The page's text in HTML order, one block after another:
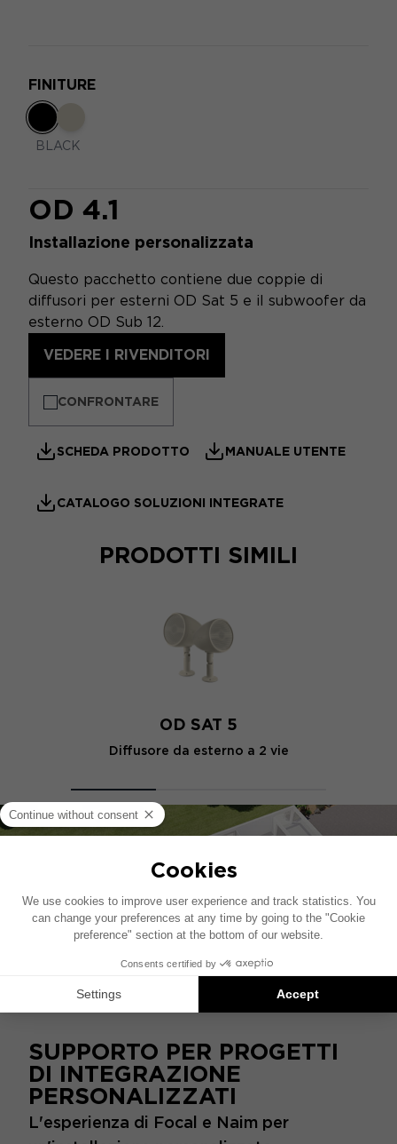
OD 4.1
Installazione personalizzata
Questo pacchetto contiene due coppie di
diffusori per esterni OD Sat 5 e il subwoofer da
esterno OD Sub 12.
FINITURE
BLACK
VEDERE I RIVENDITORI
CONFRONTARE
SCHEDA PRODOTTO MANUALE UTENTE
CATALOGO SOLUZIONI INTEGRATE
PRODOTTI SIMILI
OD SAT 5
Diffusore da esterno a 2 vie
SUPPORTO PER PROGETTI
DI INTEGRAZIONE
PERSONALIZZATI
L'esperienza di Focal e Naim per